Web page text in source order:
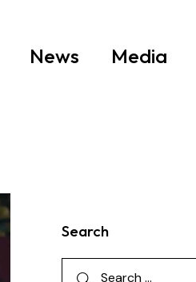
News Media
Search